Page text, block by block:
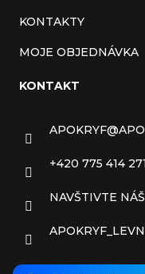
KONTAKTY
MOJE OBJEDNÁVKA
KONTAKT
APOKRYF@
+420 775 414 271
NAVŠTIVTE